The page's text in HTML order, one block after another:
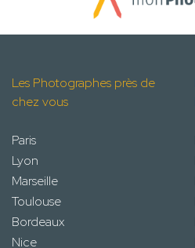
Les Photographes près de
chez vous
Paris
Lyon
Marseille
Toulouse
Bordeaux
Nice